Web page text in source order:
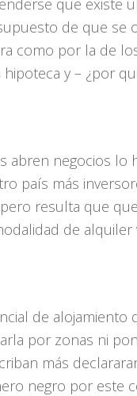
que existe
de que se
como por la de
hipoteca y – ¿por
abren negocios
país más
resulta que
de alquiler
de
por zonas ni
más
negro por este